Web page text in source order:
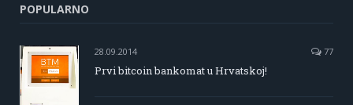
POPULARNO
28.09.2014 77
Prvi bitcoin bankomat u Hrvatskoj!